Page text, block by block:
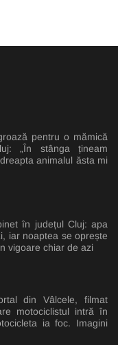
pentru o mămică
„În stânga țineam
animalul ăsta mi
în județul Cluj: apa
iar noaptea se oprește
vigoare chiar de azi
din Vâlcele, filmat
motociclistul intră în
ia foc. Imagini